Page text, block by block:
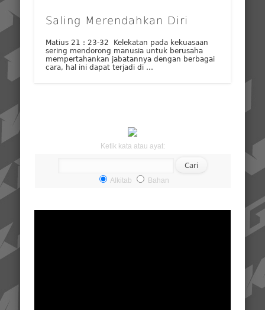
Saling Merendahkan Diri
Matius 21 : 23-32 Kelekatan pada kekuasaan
sering mendorong manusia untuk berusaha
mempertahankan jabatannya dengan berbagai
cara, hal ini dapat terjadi di …
Ketik kata atau ayat:
Alkitab Bahan